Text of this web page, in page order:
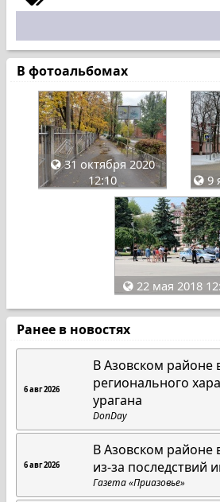
В фотоальбомах
31 октября 2020
12:10
9
22 мая 2018
Ранее в новостях
6 авг 2026
В Азовском
регионального
урагана
DonDay
6 авг 2026
В Азовском
из-за последствий
Газета «Приазовье»